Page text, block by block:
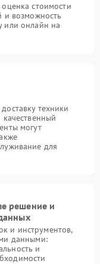
стоимости
и возможность
или онлайн на
техники
могут
для
решение и
и инструментов,
данными:
и